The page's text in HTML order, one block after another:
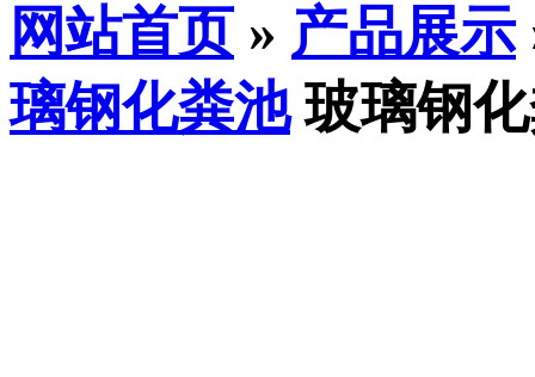
网站首页» 产品展示
璃钢化粪池 玻璃钢